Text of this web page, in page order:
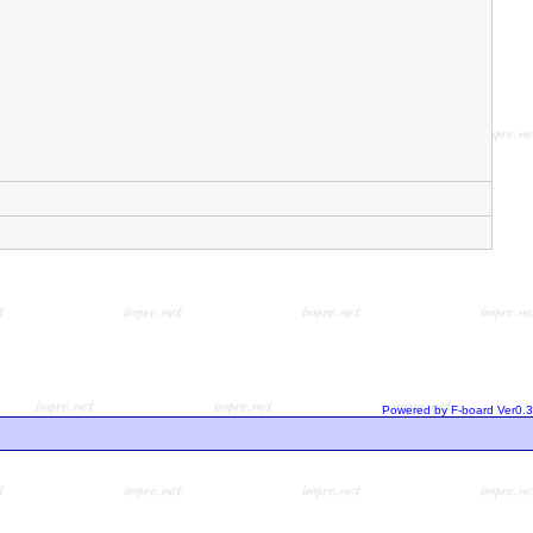
Powered by F-board Ver0.3